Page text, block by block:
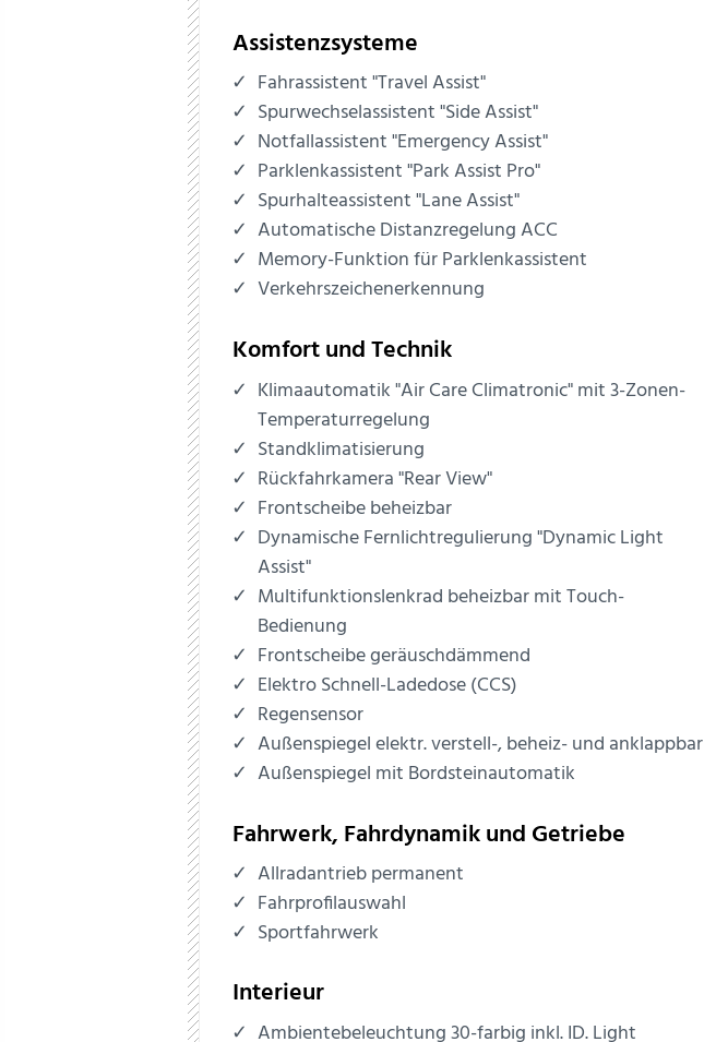
Assistenzsysteme
Fahrassistent "Travel Assist"
Spurwechselassistent "Side Assist"
Notfallassistent "Emergency Assist"
Parklenkassistent "Park Assist Pro"
Spurhalteassistent "Lane Assist"
Automatische Distanzregelung ACC
Memory-Funktion für Parklenkassistent
Verkehrszeichenerkennung
Komfort und Technik
Klimaautomatik "Air Care Climatronic" mit 3-Zonen-
Temperaturregelung
Standklimatisierung
Rückfahrkamera "Rear View"
Frontscheibe beheizbar
Dynamische Fernlichtregulierung "Dynamic Light
Assist"
Multifunktionslenkrad beheizbar mit Touch-
Bedienung
Frontscheibe geräuschdämmend
Elektro Schnell-Ladedose (CCS)
Regensensor
Außenspiegel elektr. verstell-, beheiz- und anklappbar
Außenspiegel mit Bordsteinautomatik
Fahrwerk, Fahrdynamik und Getriebe
Allradantrieb permanent
Fahrprofilauswahl
Sportfahrwerk
Interieur
Ambientebeleuchtung 30-farbig inkl. ID. Light